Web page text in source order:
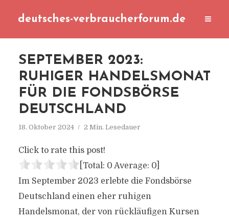
deutsches-verbraucherforum.de
SEPTEMBER 2023:
RUHIGER HANDELSMONAT
FÜR DIE FONDSBÖRSE
DEUTSCHLAND
18. Oktober 2024 2 Min. Lesedauer
Click to rate this post!
[Total: 0 Average: 0]
Im September 2023 erlebte die Fondsbörse
Deutschland einen eher ruhigen
Handelsmonat, der von rückläufigen Kursen